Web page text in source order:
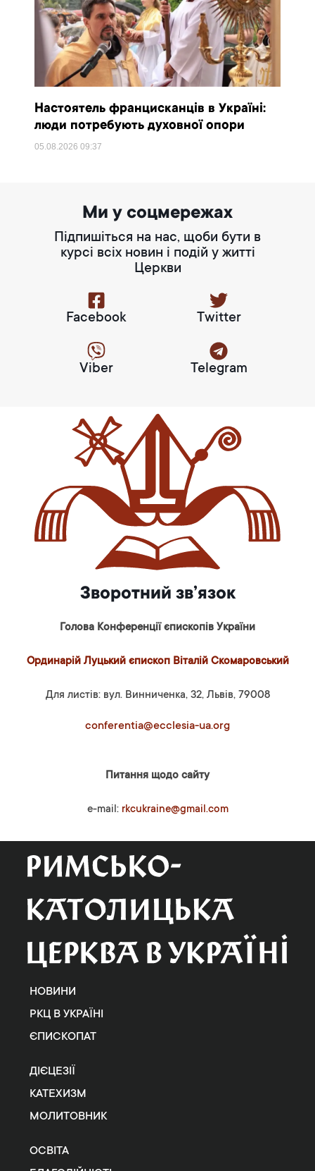
Настоятель францисканців в Україні:
люди потребують духовної опори
05.08.202609:37
Ми у соцмережах
Підпишіться на нас, щоби бути в
курсі всіх новин і подій у житті
Церкви
Facebook Twitter
Viber Telegram
Зворотний зв’язок
Голова Конференції єпископів України
Ординарій Луцький єпископ Віталій Скомаровський
Для листів: вул. Винниченка, 32, Львів, 79008
conferentia@ecclesia-ua.org
Питання щодо сайту
e-mail: rkcukraine@gmail.com
НОВИНИ
РКЦ В УКРАЇНІ
ЄПИСКОПАТ
ДІЄЦЕЗІЇ
КАТЕХИЗМ
МОЛИТОВНИК
ОСВІТА